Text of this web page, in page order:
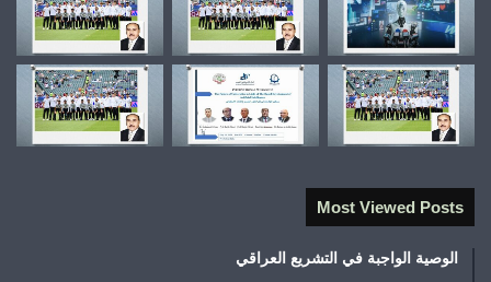
Most Viewed Posts
الوصية الواجبة في التشريع العراقي